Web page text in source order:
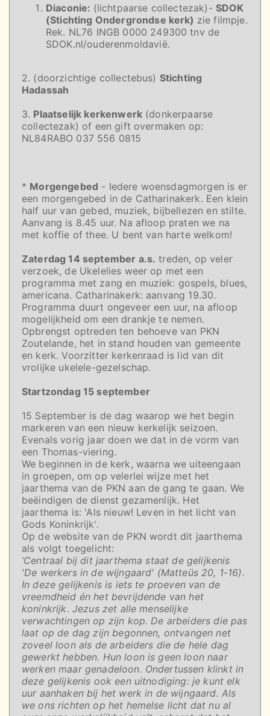
Diaconie: (lichtpaarse collectezak)- SDOK
(Stichting Ondergrondse kerk) zie filmpje.
Rek. NL76 INGB 0000 249300 tnv de
SDOK.nl/ouderenmoldavië.
2. (doorzichtige collectebus) Stichting
Hadassah
3. Plaatselijk kerkenwerk (donkerpaarse
collectezak) of een gift overmaken op:
NL84RABO 037 556 0815
* Morgengebed - Iedere woensdagmorgen is er
een morgengebed in de Catharinakerk. Een klein
half uur van gebed, muziek, bijbellezen en stilte.
Aanvang is 8.45 uur. Na afloop praten we na
met koffie of thee. U bent van harte welkom!
Zaterdag 14 september a.s. treden, op veler
verzoek, de Ukelelies weer op met een
programma met zang en muziek: gospels, blues,
americana. Catharinakerk: aanvang 19.30.
Programma duurt ongeveer een uur, na afloop
mogelijkheid om een drankje te nemen.
Opbrengst optreden ten behoeve van PKN
Zoutelande, het in stand houden van gemeente
en kerk. Voorzitter kerkenraad is lid van dit
vrolijke ukelele-gezelschap.
Startzondag 15 september
15 September is de dag waarop we het begin
markeren van een nieuw kerkelijk seizoen.
Evenals vorig jaar doen we dat in de vorm van
een Thomas-viering.
We beginnen in de kerk, waarna we uiteengaan
in groepen, om op velerlei wijze met het
jaarthema van de PKN aan de gang te gaan. We
beëindigen de dienst gezamenlijk. Het
jaarthema is: 'Als nieuw! Leven in het licht van
Gods Koninkrijk'.
Op de website van de PKN wordt dit jaarthema
als volgt toegelicht:
‘Centraal bij dit jaarthema staat de gelijkenis
'De werkers in de wijngaard' (Matteüs 20, 1-16).
In deze gelijkenis is iets te proeven van de
vreemdheid én het bevrijdende van het
koninkrijk. Jezus zet alle menselijke
verwachtingen op zijn kop. De arbeiders die pas
laat op de dag zijn begonnen, ontvangen net
zoveel loon als de arbeiders die de hele dag
gewerkt hebben. Hun loon is geen loon naar
werken maar genadeloon. Ondertussen klinkt in
deze gelijkenis ook een uitnodiging: je kunt elk
uur aanhaken bij het werk in de wijngaard. Als
we ons richten op het hemelse licht dat nu al